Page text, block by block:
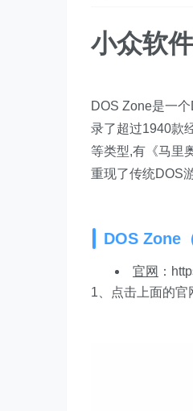
小众软
DOS Zone是一
录了超过1940款
等类型,有《马里
重现了传统DOS
DOS Zone
官网 ：
1、点击上面的官